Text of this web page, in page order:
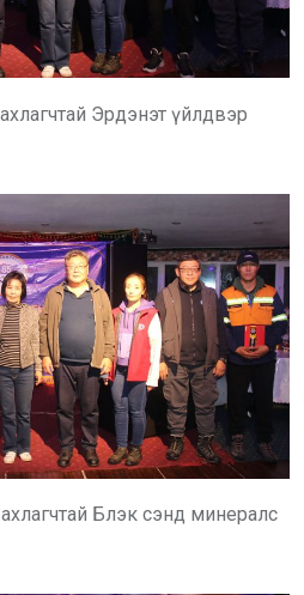
Эрдэнэт үйлдвэр
Блэк сэнд минералс